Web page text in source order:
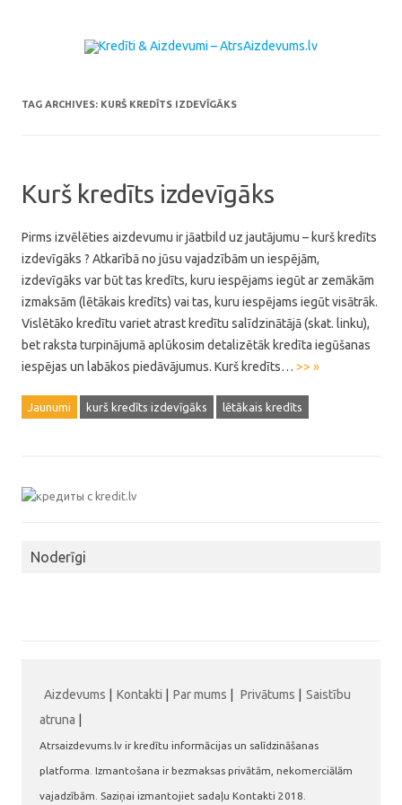
TAG ARCHIVES: KURŠ KREDĪTS IZDEVĪGĀKS
Kurš kredīts izdevīgāks
Pirms izvēlēties aizdevumu ir jāatbild uz jautājumu – kurš kredīts
izdevīgāks ? Atkarībā no jūsu vajadzībām un iespējām,
izdevīgāks var būt tas kredīts, kuru iespējams iegūt ar zemākām
izmaksām (lētākais kredīts) vai tas, kuru iespējams iegūt visātrāk.
Vislētāko kredītu variet atrast kredītu salīdzinātājā (skat. linku),
bet raksta turpinājumā aplūkosim detalizētāk kredīta iegūšanas
iespējas un labākos piedāvājumus. Kurš kredīts… >> »
Jaunumi kurš kredīts izdevīgāks lētākais kredīts
Noderīgi
Aizdevums Kontakti Par mums Privātums
Saistību
atruna
Atrsaizdevums.lv ir kredītu informācijas un salīdzināšanas
platforma. Izmantošana ir bezmaksas privātām, nekomerciālām
vajadzībām. Saziņai izmantojiet sadaļu Kontakti 2018.